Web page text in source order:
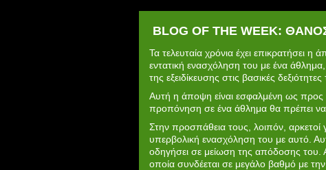
BLOG OF THE WEEK:
Τα τελευταία χρόνια έχει επικρατήσει
εντατική ενασχόληση του με ένα
της εξειδίκευσης στις βασικές
Αυτή η άποψη είναι εσφαλμένη ως προς
προπόνηση σε ένα άθλημα θα πρέπει να
Στην προσπάθεια τους, λοιπόν, αρκετοί
υπερβολική ενασχόληση του με αυτό.
οδηγήσει σε μείωση της απόδοσης του.
οποία συνδέεται σε μεγάλο βαθμό με